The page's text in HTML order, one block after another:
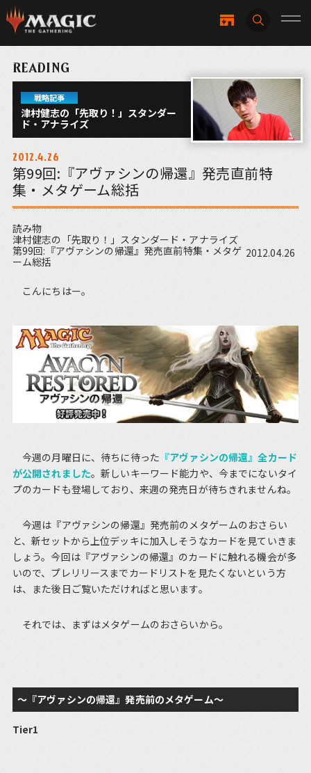
READING
戦略記事
津村健志の「先取り！」スタンダー
ド・アナライズ
2012.4.26
第99回:『アヴァシンの帰還』発売直前特
集・メタゲーム総括
読み物
津村健志の「先取り！」スタンダード・アナライズ
2012.04.26
第99回:『アヴァシンの帰還』発売直前特集・メタゲ
ーム総括
こんにちはー。
今週の月曜日に、待ちに待った 『アヴァシンの帰還』全カード
が公開されました。新しいキーワード能力や、今までにないタイ
プのカードも登場しており、来週の発売日が待ちきれませんね。
今週は『アヴァシンの帰還』発売前のメタゲームのおさらい
と、新セットから上位デッキに加入しそうなカードを見ていきま
しょう。今回は『アヴァシンの帰還』のカードに触れる機会が多
いので、プレリリースまでカードリストを見たくないという方
は、また後日ご覧いただければと思います。
それでは、まずはメタゲームのおさらいから。
～『アヴァシンの帰還』発売前のメタゲーム～
Tier1